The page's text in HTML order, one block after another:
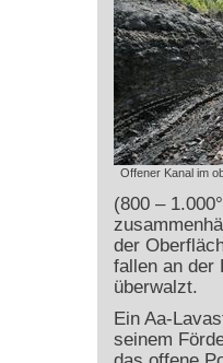
Offener Kanal im
(800 –
der
fallen an der
überwalzt.
Ein Aa-
seinem